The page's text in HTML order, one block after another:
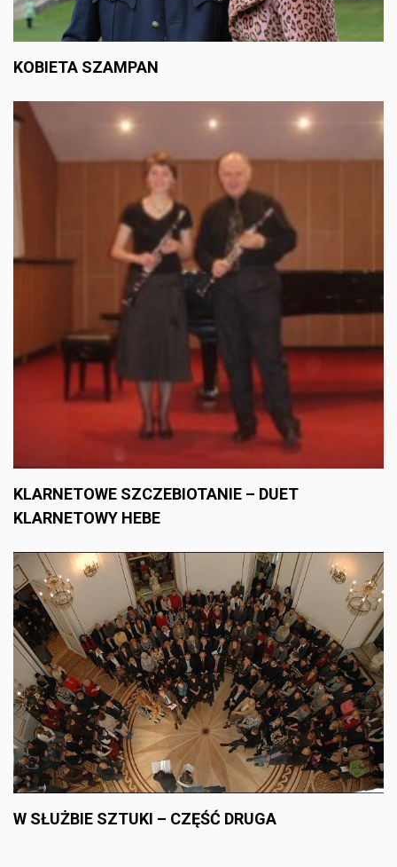
KOBIETA SZAMPAN
KLARNETOWE SZCZEBIOTANIE – DUET
KLARNETOWY HEBE
W SŁUŻBIE SZTUKI – CZĘŚĆ DRUGA